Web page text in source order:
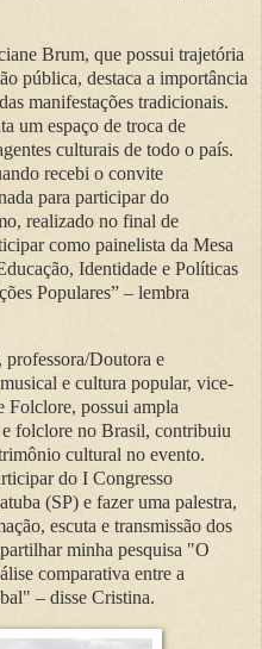
Brum, que possui trajetória
pública, destaca a importância
manifestações tradicionais.
um espaço de troca de
culturais de todo o país.
recebi o convite
para participar do
realizado no final de
como painelista da Mesa
Identidade e Políticas
Populares” – lembra
Doutora e
e cultura popular, vice-
Folclore, possui ampla
folclore no Brasil, contribuiu
cultural no evento.
do I Congresso
(SP) e fazer uma palestra,
escuta e transmissão dos
minha pesquisa "O
comparativa entre a
– disse Cristina.